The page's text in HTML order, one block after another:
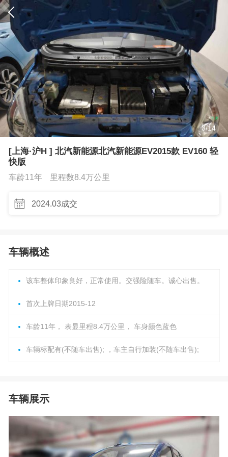
3/14
[上海·沪H ] 北汽新能源北汽新能源EV2015款 EV160 轻
快版
车龄11年 里程数8.4万公里
2024.03成交
车辆概述
该车整体印象良好，正常使用。交强险随车。诚心出售。
首次上牌日期2015-12
车龄11年， 表显里程8.4万公里， 车身颜色蓝色
车辆标配有(不随车出售); ，车主自行加装(不随车出售);
车辆展示